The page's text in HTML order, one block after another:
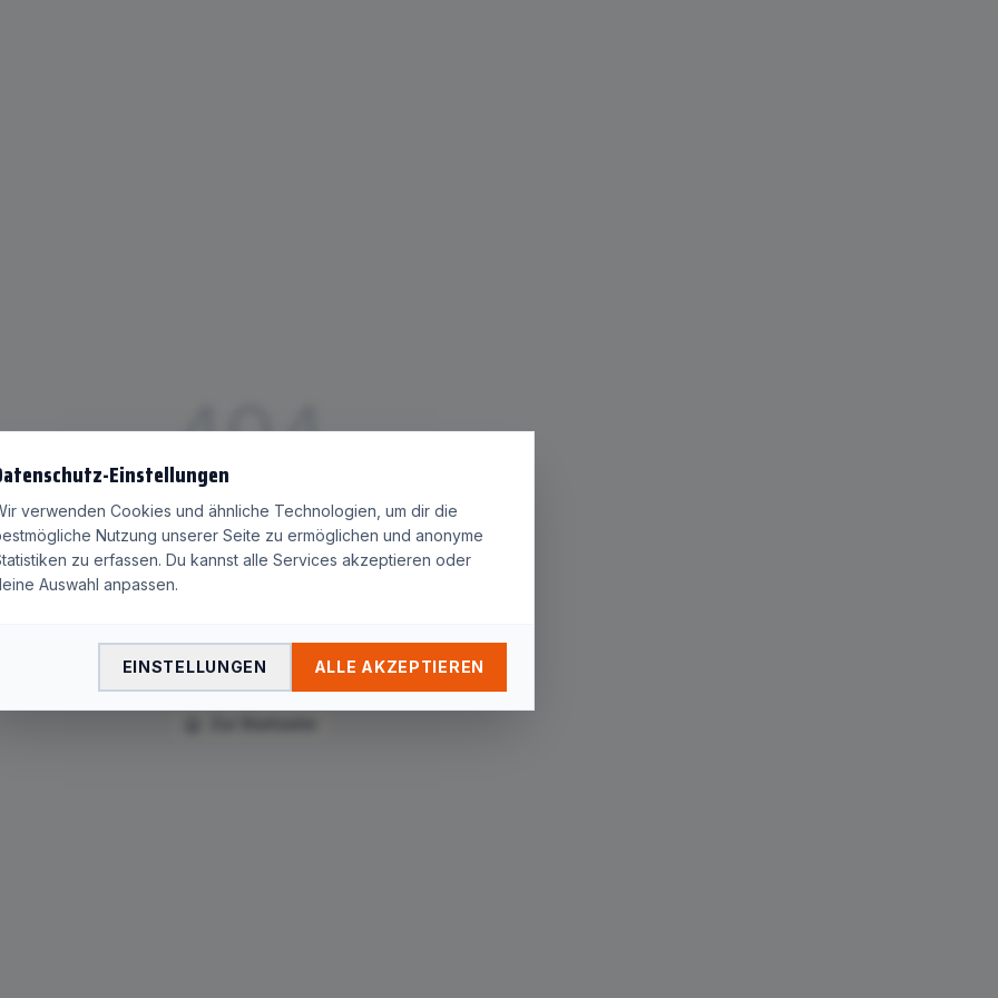
404
Seite nicht gefunden
Die Seite"tag/vodafone-device-lifecycle-management/
Einstellungen
verwenden Cookies und ähnliche Technologien, um dir die
Nutzung unserer Seite zu ermöglichen und anonyme
zu erfassen. Du kannst alle Services akzeptieren oder
Auswahl anpassen.
EINSTELLUNGEN ALLE AKZEPTIEREN